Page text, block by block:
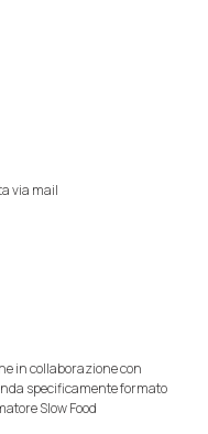
via mail
in collaborazione con
specificamente formato
Slow Food